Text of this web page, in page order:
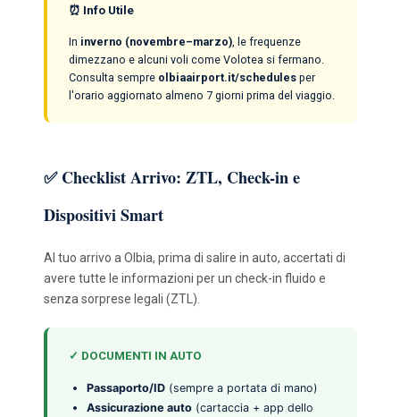
⏰ Info Utile
In inverno (novembre–marzo), le frequenze
dimezzano e alcuni voli come Volotea si fermano.
Consulta sempre olbiaairport.it/schedulesper
l'orario aggiornato almeno 7 giorni prima del viaggio.
✅ Checklist Arrivo: ZTL, Check-in e
Dispositivi Smart
Al tuo arrivo a Olbia, prima di salire in auto, accertati di
avere tutte le informazioni per un check-in fluido e
senza sorprese legali (ZTL).
✓ DOCUMENTI IN AUTO
Passaporto/ID(sempre a portata di mano)
Assicurazione auto(cartaccia + app dello